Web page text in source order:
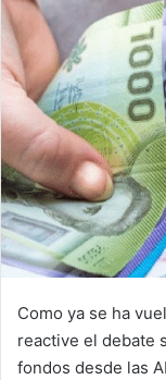
Como ya se ha
reactive el debate
fondos desde las